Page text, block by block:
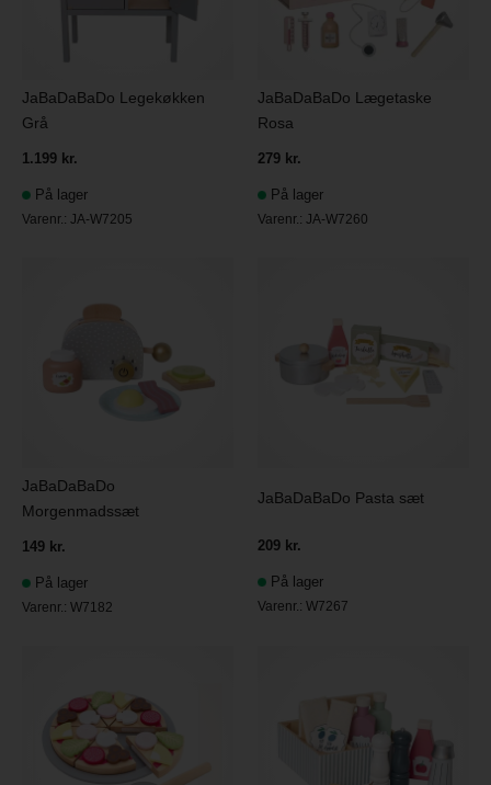
JaBaDaBaDo Legekøkken
Grå
1.199 kr.
På lager
Varenr.:JA-W7205
JaBaDaBaDo Lægetaske
Rosa
279 kr.
På lager
Varenr.:JA-W7260
JaBaDaBaDo
Morgenmadssæt
149 kr.
På lager
Varenr.:W7182
JaBaDaBaDo Pasta sæt
209 kr.
På lager
Varenr.:W7267